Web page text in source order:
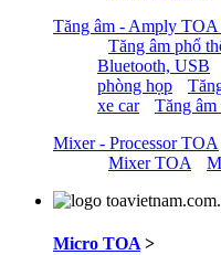
Tăng âm - Amply TOA
Tăng âm phổ
Bluetooth, USB
phòng họp
xe car
Tăng âm
Mixer - Processor TOA
Mixer TOA
Micro TOA >